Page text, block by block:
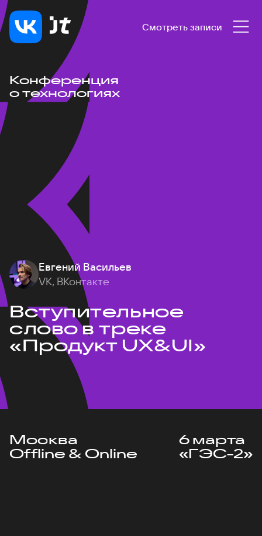
Смотреть записи
Конференция
о технологиях
Евгений Васильев
VK, ВКонтакте
Вступительное
слово в треке
«Продукт UX&UI»
Москва
Offline & Online
6 марта
«ГЭС-2»